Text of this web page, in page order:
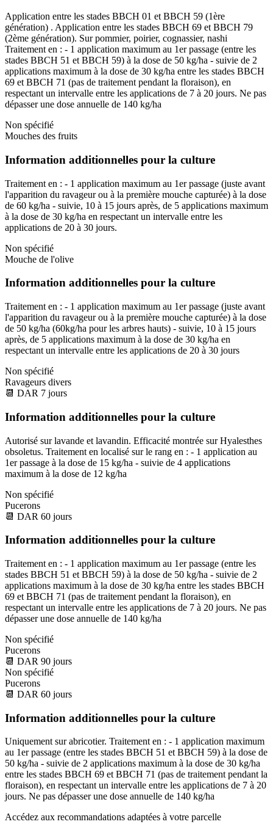
Application entre les stades BBCH 01 et BBCH 59 (1ère
génération) . Application entre les stades BBCH 69 et BBCH 79
(2ème génération). Sur pommier, poirier, cognassier, nashi
Traitement en : - 1 application maximum au 1er passage (entre les
stades BBCH 51 et BBCH 59) à la dose de 50 kg/ha - suivie de 2
applications maximum à la dose de 30 kg/ha entre les stades BBCH
69 et BBCH 71 (pas de traitement pendant la floraison), en
respectant un intervalle entre les applications de 7 à 20 jours. Ne pas
dépasser une dose annuelle de 140 kg/ha
Non spécifié
Mouches des fruits
Information additionnelles pour la culture
Traitement en : - 1 application maximum au 1er passage (juste avant
l'apparition du ravageur ou à la première mouche capturée) à la dose
de 60 kg/ha - suivie, 10 à 15 jours après, de 5 applications maximum
à la dose de 30 kg/ha en respectant un intervalle entre les
applications de 20 à 30 jours.
Non spécifié
Mouche de l'olive
Information additionnelles pour la culture
Traitement en : - 1 application maximum au 1er passage (juste avant
l'apparition du ravageur ou à la première mouche capturée) à la dose
de 50 kg/ha (60kg/ha pour les arbres hauts) - suivie, 10 à 15 jours
après, de 5 applications maximum à la dose de 30 kg/ha en
respectant un intervalle entre les applications de 20 à 30 jours
Non spécifié
Ravageurs divers
📆 DAR 7 jours
Information additionnelles pour la culture
Autorisé sur lavande et lavandin. Efficacité montrée sur Hyalesthes
obsoletus. Traitement en localisé sur le rang en : - 1 application au
1er passage à la dose de 15 kg/ha - suivie de 4 applications
maximum à la dose de 12 kg/ha
Non spécifié
Pucerons
📆 DAR 60 jours
Information additionnelles pour la culture
Traitement en : - 1 application maximum au 1er passage (entre les
stades BBCH 51 et BBCH 59) à la dose de 50 kg/ha - suivie de 2
applications maximum à la dose de 30 kg/ha entre les stades BBCH
69 et BBCH 71 (pas de traitement pendant la floraison), en
respectant un intervalle entre les applications de 7 à 20 jours. Ne pas
dépasser une dose annuelle de 140 kg/ha
Non spécifié
Pucerons
📆 DAR 90 jours
Non spécifié
Pucerons
📆 DAR 60 jours
Information additionnelles pour la culture
Uniquement sur abricotier. Traitement en : - 1 application maximum
au 1er passage (entre les stades BBCH 51 et BBCH 59) à la dose de
50 kg/ha - suivie de 2 applications maximum à la dose de 30 kg/ha
entre les stades BBCH 69 et BBCH 71 (pas de traitement pendant la
floraison), en respectant un intervalle entre les applications de 7 à 20
jours. Ne pas dépasser une dose annuelle de 140 kg/ha
Accédez aux recommandations adaptées à votre parcelle